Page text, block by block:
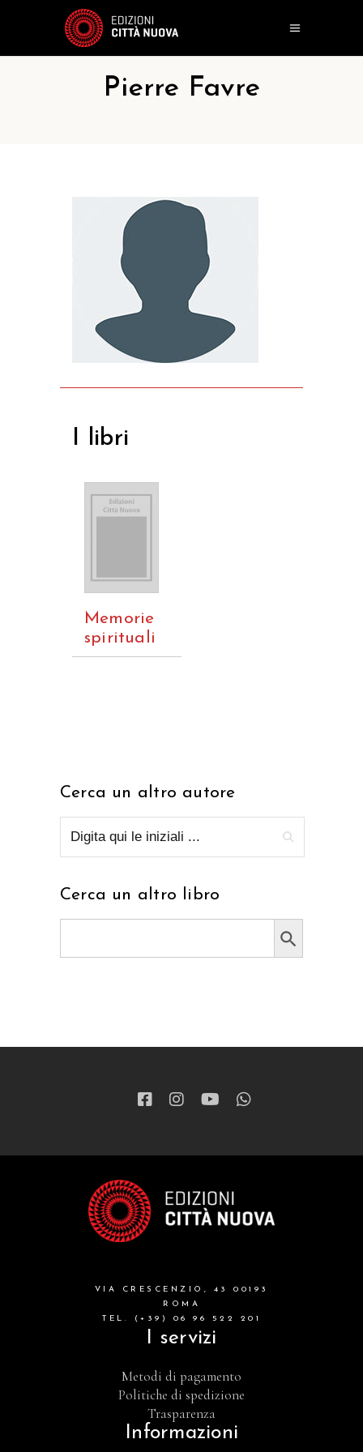
Pierre Favre
I libri
Memorie
spirituali
Cerca un altro autore
Cerca un altro libro
Search Button
VIA CRESCENZIO, 43 00193
ROMA
TEL. (+39) 06 96 522 201
I servizi
Metodi di pagamento
Politiche di spedizione
Trasparenza
Informazioni